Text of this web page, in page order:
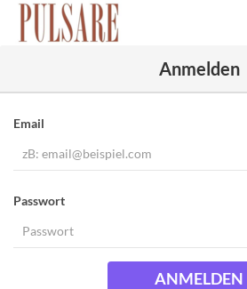
Anmelden
Email
Passwort
ANMELDEN